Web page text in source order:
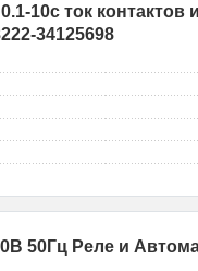
10с ток
34125698
50Гц Реле и